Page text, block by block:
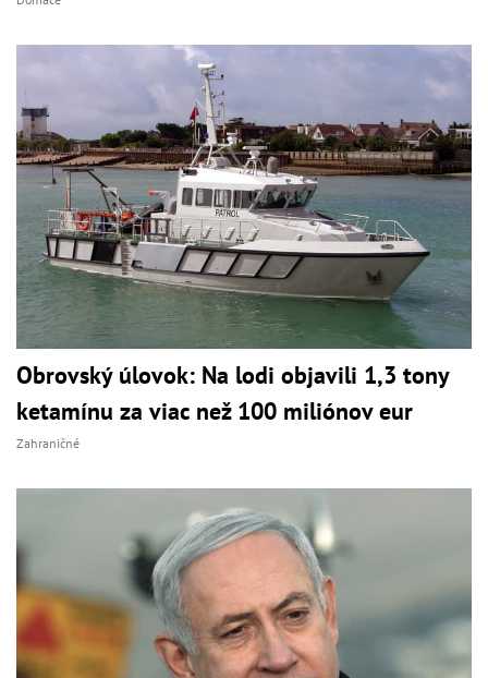
Obrovský úlovok: Na lodi objavili 1,3 tony
ketamínu za viac než 100 miliónov eur
Zahraničné